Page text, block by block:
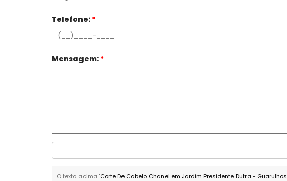
Telefone: *
Mensagem: *
O texto acima "Corte De Cabelo Chanel em Jardim Presidente Dutra - Guarulhos